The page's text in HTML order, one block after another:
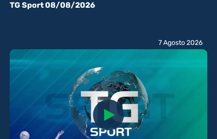
TG Sport 08/08/2026
7 Agosto 2026